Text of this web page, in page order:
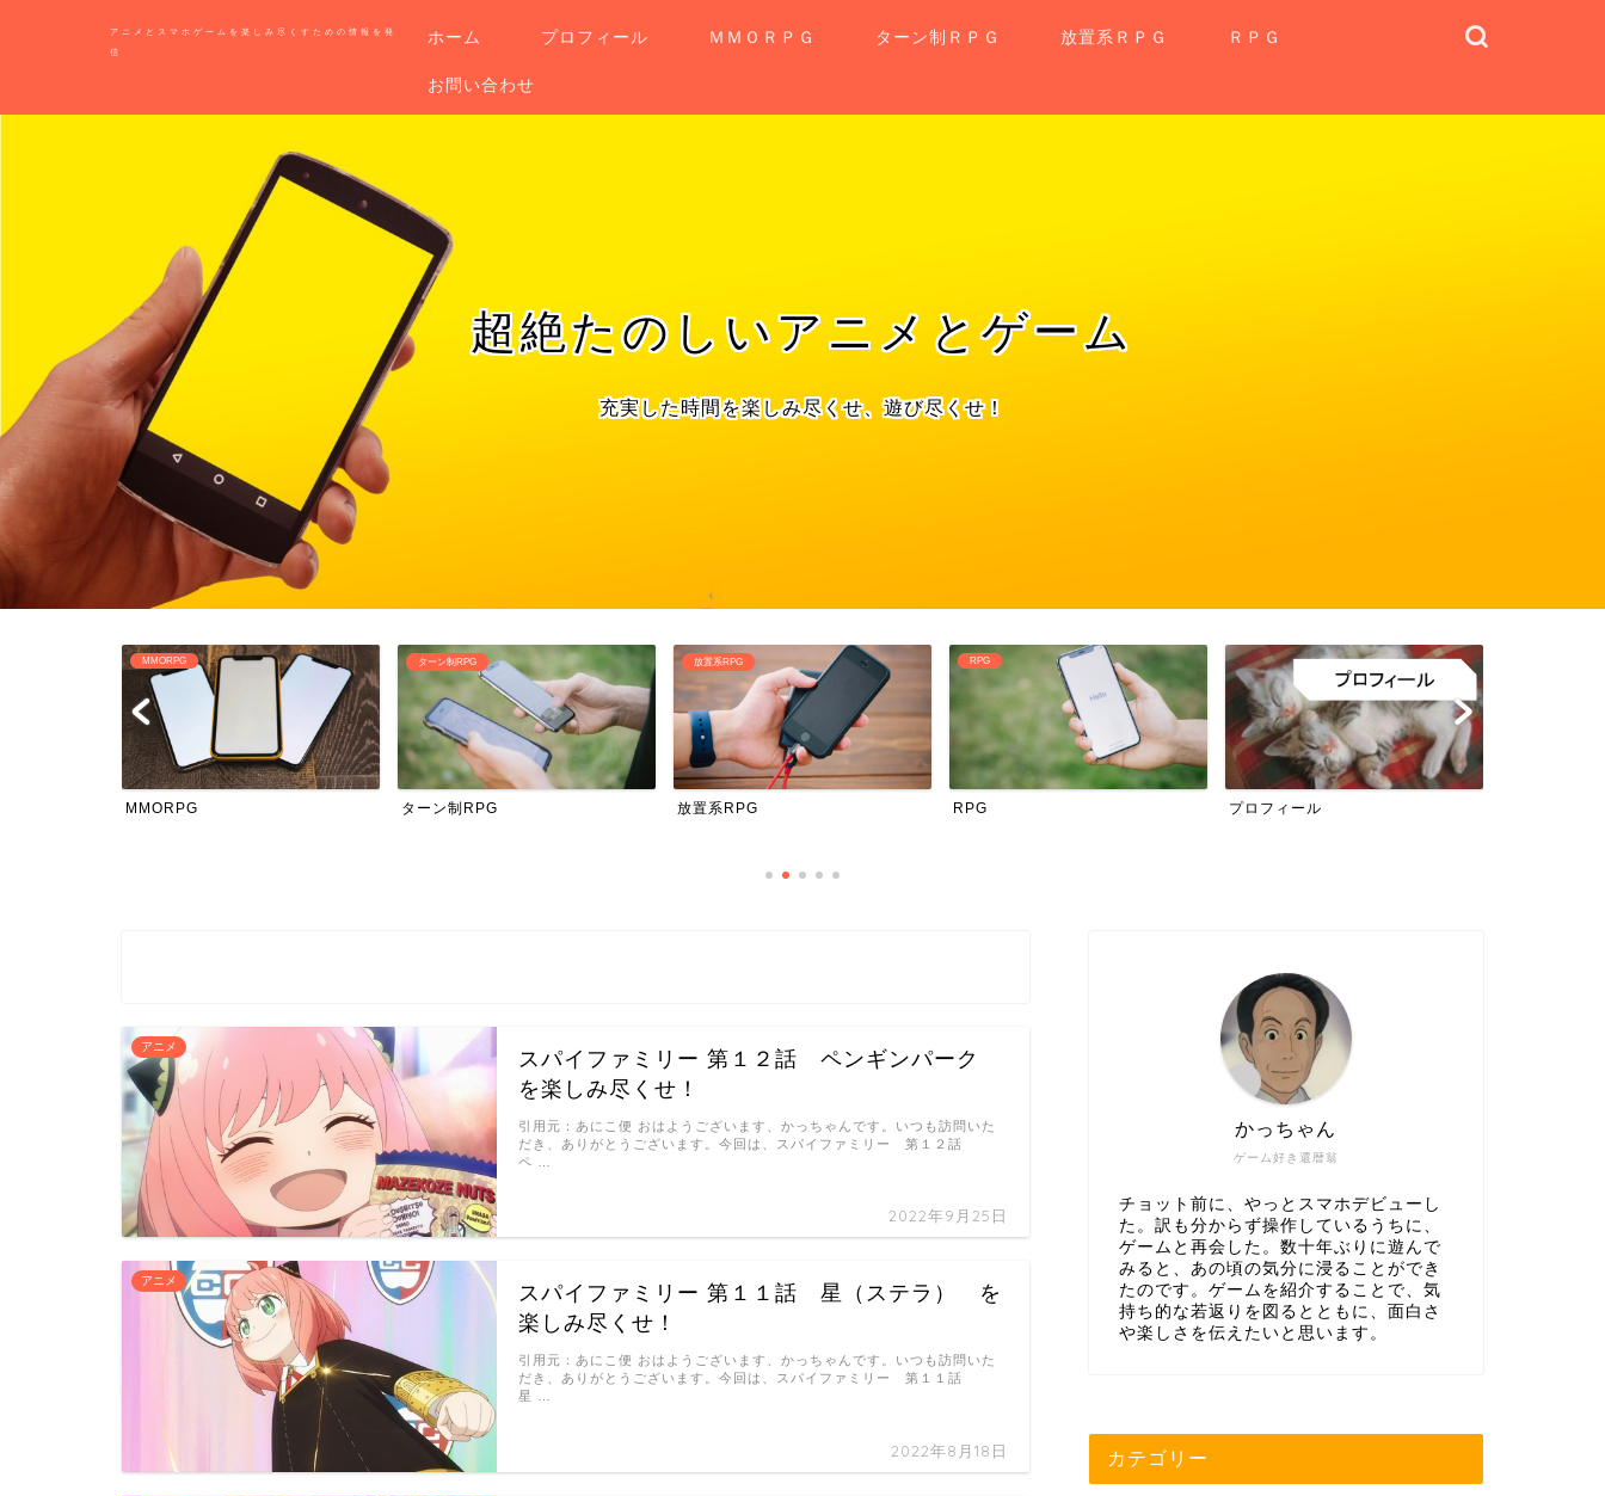
アニメとスマホゲームを楽しみ尽くすための情報を発
信
ホーム プロフィール ＭＭＯＲＰＧ ターン制ＲＰＧ 放置系ＲＰＧ ＲＰＧ
お問い合わせ
超絶たのしいアニメとゲーム
充実した時間を楽しみ尽くせ、遊び尽くせ！
ターン制RPG
ターン制RPG
放置系RPG
放置系RPG
RPG
RPG プロフィール
MMORPG
MMORPG
アニメ
スパイファミリー 第１２話 ペンギンパーク
を楽しみ尽くせ！
2022年9月25日
引用元：あにこ便 おはようございます、かっちゃんです。いつも訪問いた
だき、ありがとうございます。今回は、スパイファミリー 第１２話
ペ …
アニメ
スパイファミリー 第１１話 星（ステラ） を
楽しみ尽くせ！
2022年8月18日
引用元：あにこ便 おはようございます、かっちゃんです。いつも訪問いた
だき、ありがとうございます。今回は、スパイファミリー 第１１話
星 …
ゲーム好き還暦翁
かっちゃん
チョット前に、やっとスマホデビューし
た。訳も分からず操作しているうちに、
ゲームと再会した。数十年ぶりに遊んで
みると、あの頃の気分に浸ることができ
たのです。ゲームを紹介することで、気
持ち的な若返りを図るとともに、面白さ
や楽しさを伝えたいと思います。
カテゴリー